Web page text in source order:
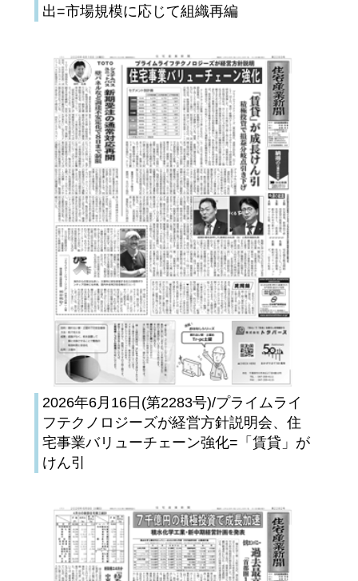
出=市場規模に応じて組織再編
2026年6月16日(第2283号)/プライムライ
フテクノロジーズが経営方針説明会、住
宅事業バリューチェーン強化=「賃貸」が
けん引